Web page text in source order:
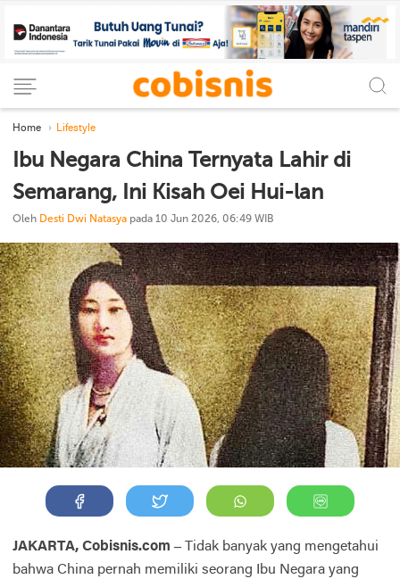
Home Lifestyle
Ibu Negara China Ternyata Lahir di
Semarang, Ini Kisah Oei Hui-lan
Oleh Desti Dwi Natasya pada 10 Jun 2026, 06:49 WIB
JAKARTA, Cobisnis.com –
Tidak banyak yang mengetahui
bahwa China pernah memiliki seorang Ibu Negara yang